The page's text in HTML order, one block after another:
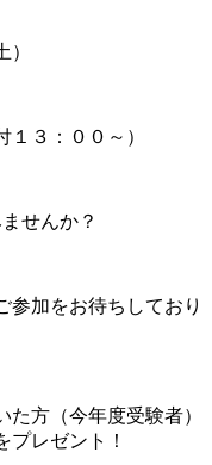
）
１３：００～）
せんか？
参加をお待ちしており
方（今年度受験者）
プレゼント！